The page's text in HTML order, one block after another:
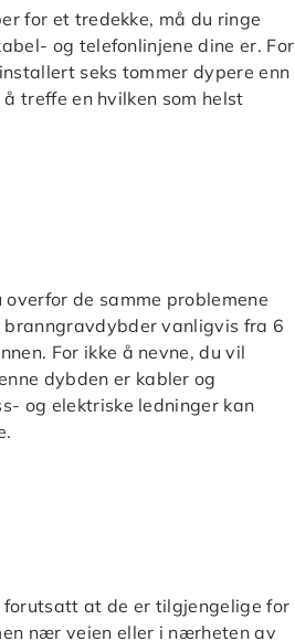
for et tredekke, må du ringe
og telefonlinjene dine er. For
seks tommer dypere enn
treffe en hvilken som helst
de samme problemene
vanligvis fra 6
For ikke å nevne, du vil
dybden er kabler og
og elektriske ledninger kan
forutsatt at de er tilgjengelige for
nær veien eller i nærheten av